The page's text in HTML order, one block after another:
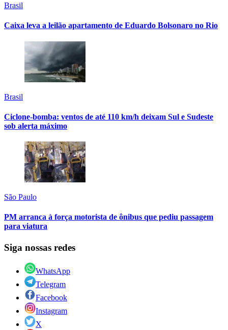
Brasil
Caixa leva a leilão apartamento de Eduardo Bolsonaro no Rio
Brasil
Ciclone-bomba: ventos de até 110 km/h deixam Sul e Sudeste
sob alerta máximo
São Paulo
PM arranca à força motorista de ônibus que pediu passagem
para viatura
Siga nossas redes
WhatsApp
Telegram
Facebook
Instagram
X